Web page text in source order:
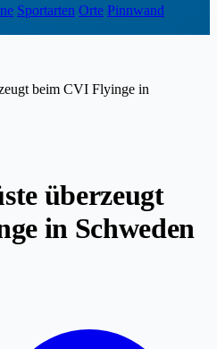
Sportarten Orte Pinnwand
beim CVI Flyinge in
überzeugt
in Schweden